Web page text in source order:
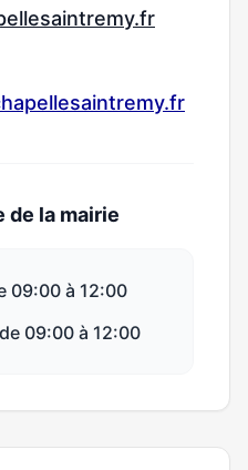
de la mairie
09:00 à 12:00
09:00 à 12:00